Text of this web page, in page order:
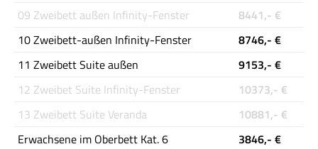
09 Zweibett außen Infinity-Fenster
8441,- €
10 Zweibett-außen Infinity-Fenster
8746,- €
11 Zweibett Suite außen
9153,- €
12 Zweibet Suite Infinity-Fenster
10373,- €
13 Zweibett Suite Veranda
10881,- €
Erwachsene im Oberbett Kat. 6
3846,- €